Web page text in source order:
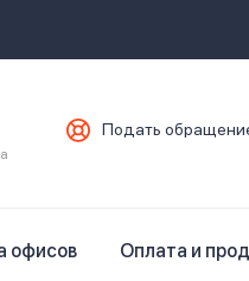
Подать
офисов Оплата и